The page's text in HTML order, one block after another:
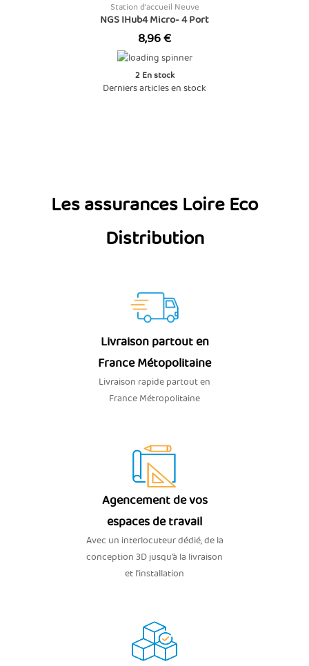
Station d'accueil Neuve
NGS IHub4 Micro- 4 Port
Prix
8,96 €
2 En stock
Derniers articles en stock
Les assurances Loire Eco
Distribution
Livraison partout en
France Métopolitaine
Livraison rapide partout en
France Métropolitaine
Agencement de vos
espaces de travail
Avec un interlocuteur dédié, de la
conception 3D jusqu’à la livraison
et l'installation